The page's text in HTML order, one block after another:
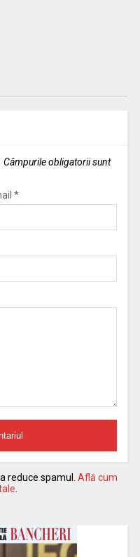
Câmpurile obligatorii sunt
*
reduce spamul. Află cum
.